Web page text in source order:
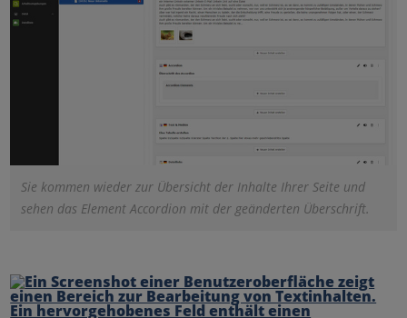
Sie kommen wieder zur Übersicht der Inhalte Ihrer Seite und
sehen das Element Accordion mit der geänderten Überschrift.